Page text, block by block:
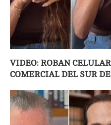
VIDEO: ROBAN
COMERCIAL DEL SUR